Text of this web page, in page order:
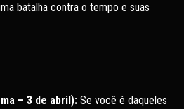
batalha contra o tempo e suas
– 3 de abril): Se você é daqueles